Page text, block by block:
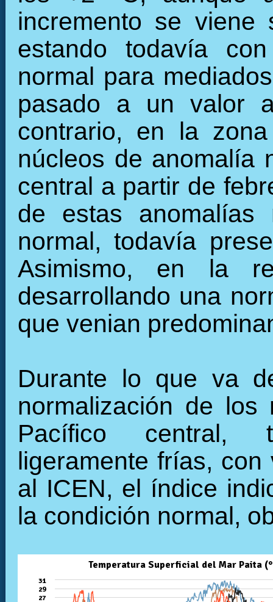
incremento se viene
estando todavía
normal para
pasado a un valor
contrario, en la
núcleos de anomalía
central a partir de
de estas
normal, todavía
Asimismo, en la
desarrollando una
que venian
Durante lo que va
normalización de
Pacífico central,
ligeramente frías,
al ICEN, el índice
la condición normal,